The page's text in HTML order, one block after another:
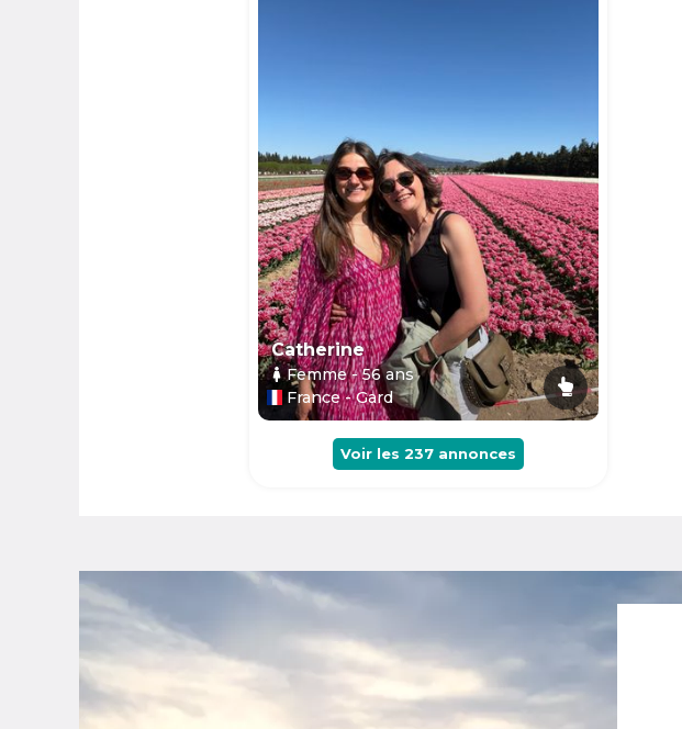
Catherine
Femme- 56ans
France - Gard
Voir les 237 annonces